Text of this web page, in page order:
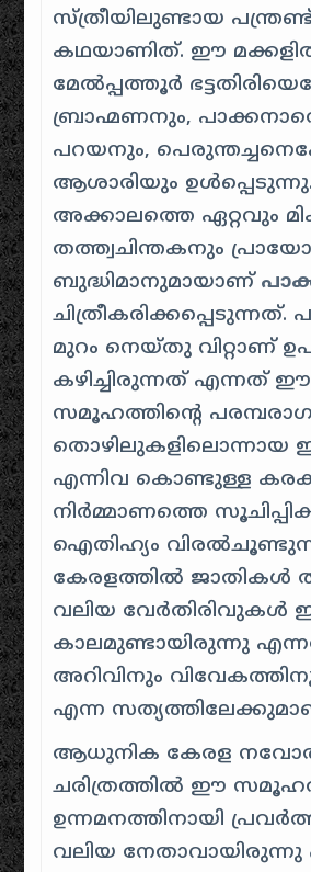
സ്ത്രീയിലുണ്ടായ
കഥയാണിത്. ഈ
മേൽപ്പത്തൂർ
ബ്രാഹ്മണനും,
പറയനും,
ആശാരിയും ഉൾപ്പെടുന്നു.
അക്കാലത്തെ ഏറ്റവും
തത്ത്വചിന്തകനും
ബുദ്ധിമാനുമായാണ്
ചിത്രീകരിക്കപ്പെടുന്നത്.
മുറം നെയ്തു വിറ്റാണ്
കഴിച്ചിരുന്നത് എന്നത് ഈ
സമൂഹത്തിന്റെ
തൊഴിലുകളിലൊന്നായ
എന്നിവ കൊണ്ടുള്ള
നിർമ്മാണത്തെ
ഐതിഹ്യം
കേരളത്തിൽ ജാതികൾ
വലിയ വേർതിരിവുകൾ
കാലമുണ്ടായിരുന്നു
അറിവിനും
എന്ന
ആധുനിക കേരള
ചരിത്രത്തിൽ ഈ
ഉന്നമനത്തിനായി
വലിയ നേതാവായിരുന്നു